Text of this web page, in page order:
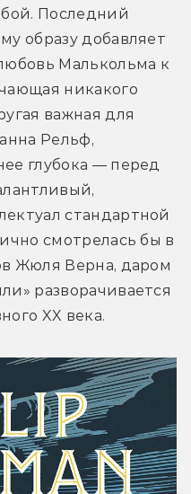
Последний
образу добавляет
Малькольма к
никакого
важная для
Рельф,
глубока — перед
стандартной
смотрелась бы в
Жюля Верна, даром
разворачивается
XX века.